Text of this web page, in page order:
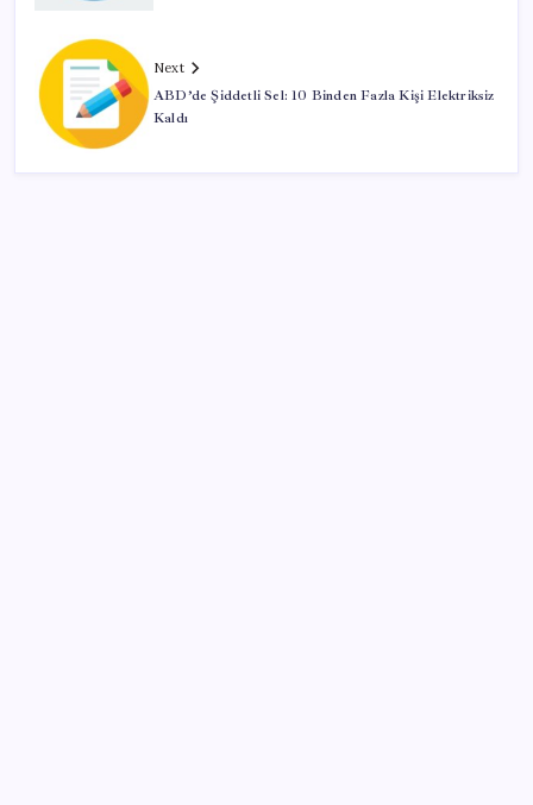
Next
ABD’de Şiddetli Sel: 10 Binden Fazla Kişi Elektriksiz
Kaldı